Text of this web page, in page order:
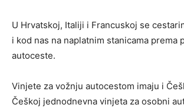
U Hrvatskoj, Italiji i Francuskoj se
i kod nas na naplatnim stanicama prema
autoceste.
Vinjete za vožnju autocestom imaju i
Češkoj jednodnevna vinjeta za osobni